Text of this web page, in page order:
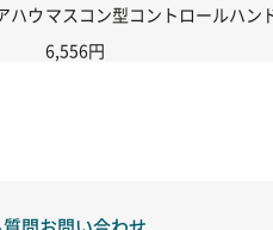
ハウス ワンダー魔法雑貨屋
マスコン型コントロールハン
6,556円